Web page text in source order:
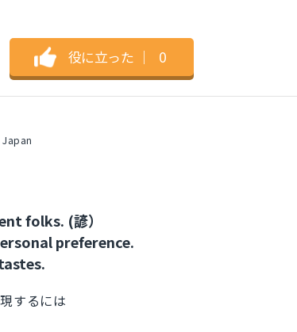
役に立った ｜ 0
Japan
folks. (諺）
preference.
するには